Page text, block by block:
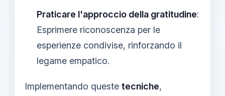
Praticare l'approccio della gratitudine:
Esprimere riconoscenza per le
esperienze condivise, rinforzando il
legame empatico.
Implementando queste tecniche,